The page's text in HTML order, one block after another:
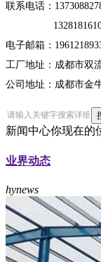
联系电话：
电子邮箱：
工厂地址：成都市双
公司地址：成都市金
新闻中心你现在的
业界动态
hynews